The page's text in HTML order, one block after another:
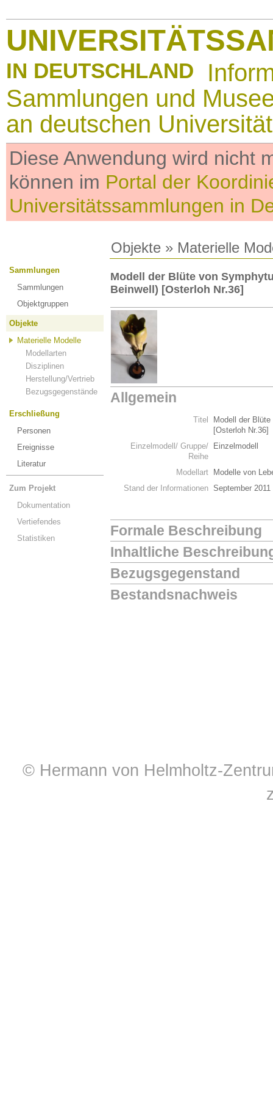
IN DEUTSCHLAND
Sammlungen und
an deutschen
Diese Anwendung wird nicht
können im Portal der
Universitätssammlungen in
Objekte » Materielle
Sammlungen
Sammlungen
Objektgruppen
Objekte
Materielle Modelle
Modellarten
Disziplinen
Herstellung/Vertrieb
Bezugsgegenstände
Erschließung
Personen
Ereignisse
Literatur
Zum Projekt
Dokumentation
Vertiefendes
Statistiken
Modell der Blüte von
Beinwell) [Osterloh Nr.36]
Allgemein
Titel
Modell der
[Osterloh Nr.36]
Einzelmodell/ Gruppe/
Reihe
Einzelmodell
Modellart
Modelle von
Stand der Informationen September 2011
Formale Beschreibung
Inhaltliche
Bezugsgegenstand
Bestandsnachweis
© Hermann von Helmholtz-